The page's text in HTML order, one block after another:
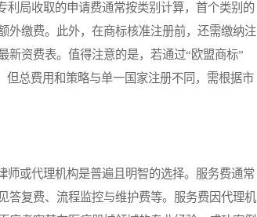
局收取的申请费通常按类别计算，首个类别的
外缴费。此外，在商标核准注册前，还需缴纳注
资费表。值得注意的是，若通过“欧盟商标”
但总费用和策略与单一国家注册不同，需根据市
或代理机构是普遍且明智的选择。服务费通常
答复费、流程监控与维护费等。服务费因代理机